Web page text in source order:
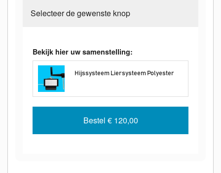
Selecteer de gewenste knop
Bekijk hier uw samenstelling:
Hijssysteem Liersysteem Polyester
Bestel € 120,00